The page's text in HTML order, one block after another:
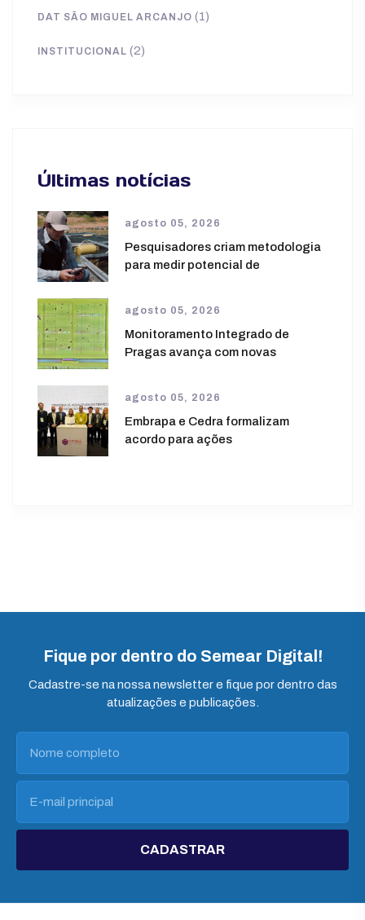
DAT SÃO MIGUEL ARCANJO (1)
INSTITUCIONAL (2)
Últimas notícias
agosto 05, 2026
Pesquisadores criam metodologia
para medir potencial de
agosto 05, 2026
Monitoramento Integrado de
Pragas avança com novas
agosto 05, 2026
Embrapa e Cedra formalizam
acordo para ações
Fique por dentro do Semear Digital!
Cadastre-se na nossa newsletter e fique por dentro das
atualizações e publicações.
CADASTRAR